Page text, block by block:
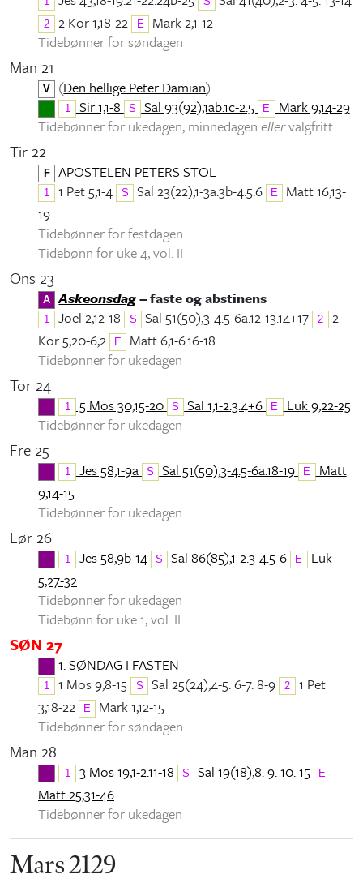
2 2 Kor 1,18-22 E Mark 2,1-12
Tidebønner for søndagen
Man 21
V (Den hellige Peter Damian)
1 Sir 1,1-8 S Sal 93(92),1ab.1c-2.5 E Mark 9,14-29
Tidebønner for ukedagen, minnedagen ellervalgfritt
Tir 22
F APOSTELEN PETERS STOL
1 1 Pet 5,1-4 S Sal 23(22),1-3a.3b-4.5.6 E
Matt 16,13-
19
Tidebønner for festdagen
Tidebønn for uke 4, vol. II
Ons 23
A Askeonsdag– faste og abstinens
1 Joel 2,12-18 S Sal 51(50),3-4.5-6a.12-13.14+17 2
2
Kor 5,20-6,2
E
Matt 6,1-6.16-18
Tidebønner for ukedagen
Tor 24
1 5 Mos 30,15-20 S Sal 1,1-2.3.4+6 E Luk 9,22-25
Tidebønner for ukedagen
Fre 25
1 Jes 58,1-9a S Sal 51(50),3-4.5-6a.18-19 E Matt
9,14-15
Tidebønner for ukedagen
Lør 26
1 Jes 58,9b-14 S Sal 86(85),1-2.3-4.5-6 E Luk
5,27-32
Tidebønner for ukedagen
Tidebønn for uke 1, vol. II
SØN 27
1. SØNDAG I FASTEN
1 1 Mos 9,8-15 S Sal 25(24),4-5. 6-7. 8-9 2
1 Pet
3,18-22
E
Mark 1,12-15
Tidebønner for søndagen
Man 28
1 3 Mos 19,1-2.11-18 S Sal 19(18),8. 9. 10. 15 E
Matt 25,31-46
Tidebønner for ukedagen
Mars 2129